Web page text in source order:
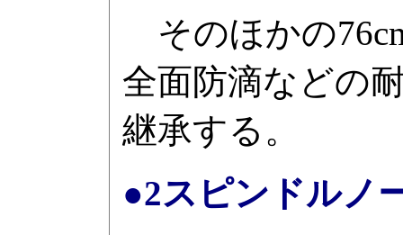
そのほかの
全面防滴などの
継承する。
●2スピンドルノ